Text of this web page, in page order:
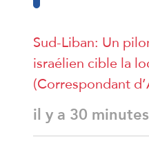
Sud-Liban: Un
israélien cible la
(Correspondant
il y a 30 minutes